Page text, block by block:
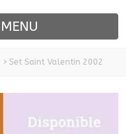
MENU
> Set Saint Valentin 2002